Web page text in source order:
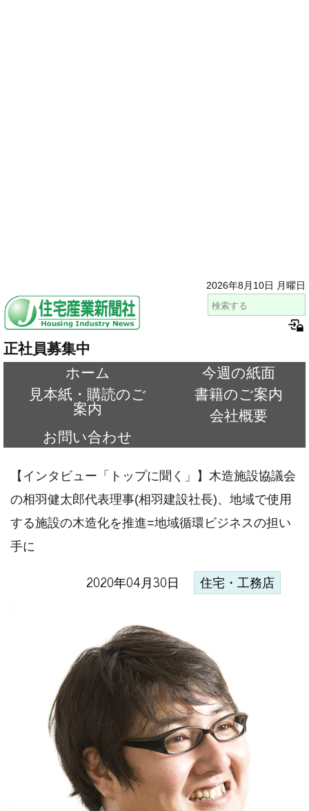
2026年8月10日 月曜日
正社員募集中
ホーム
今週の紙面
見本紙・購読のご
案内
書籍のご案内
会社概要
お問い合わせ
【インタビュー「トップに聞く」】木造施設協議会
の相羽健太郎代表理事(相羽建設社長)、地域で使用
する施設の木造化を推進=地域循環ビジネスの担い
手に
2020年04月30日 住宅・工務店